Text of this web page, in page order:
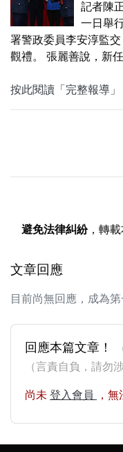
記者陳
一日舉
署警政委員李安淳監
觀禮。 張麗善說，新
按此閱讀「完整報導」
避免法律糾紛，轉載
文章回應
目前尚無回應，成為第
回應本篇文章！
（言責自負，請勿
尚未 登入會員 ，無